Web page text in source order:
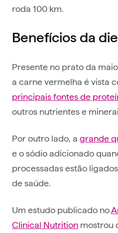
roda 100 km.
Benefícios da
Presente no prato da
a carne vermelha é vista
principais fontes de
outros nutrientes e
Por outro lado, a grande
e o sódio adicionado
processadas estão
de saúde.
Um estudo publicado no
Clinical Nutrition mostrou